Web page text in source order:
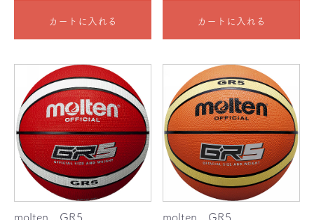
カートに入れる カートに入れる
molten GR5
molten GR5